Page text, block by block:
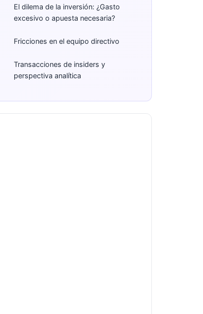
El dilema de la inversión: ¿Gasto
excesivo o apuesta necesaria?
Fricciones en el equipo directivo
Transacciones de insiders y
perspectiva analítica